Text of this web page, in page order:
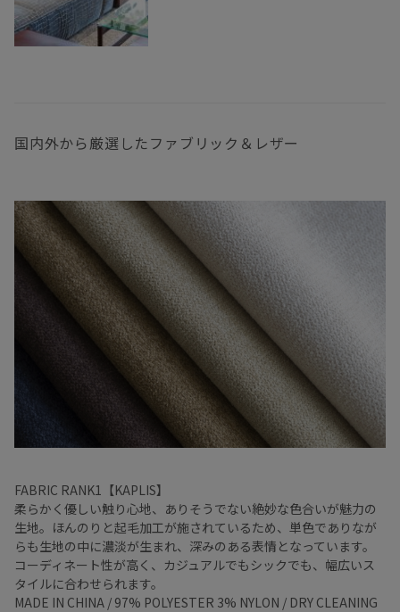
国内外から厳選したファブリック＆レザー
FABRIC RANK1【KAPLIS】
柔らかく優しい触り心地、ありそうでない絶妙な色合いが魅力の
生地。ほんのりと起毛加工が施されているため、単色でありなが
らも生地の中に濃淡が生まれ、深みのある表情となっています。
コーディネート性が高く、カジュアルでもシックでも、幅広いス
タイルに合わせられます。
MADE IN CHINA / 97% POLYESTER 3% NYLON / DRY CLEANING